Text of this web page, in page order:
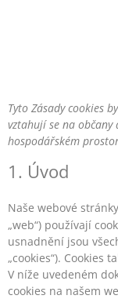
Tyto Zásady cookies
vztahují se na občany
hospodářském
1. Úvod
Naše webové stránky
„web“) používají
usnadnění jsou
„cookies“). Cookies
V níže uvedeném
cookies na našem